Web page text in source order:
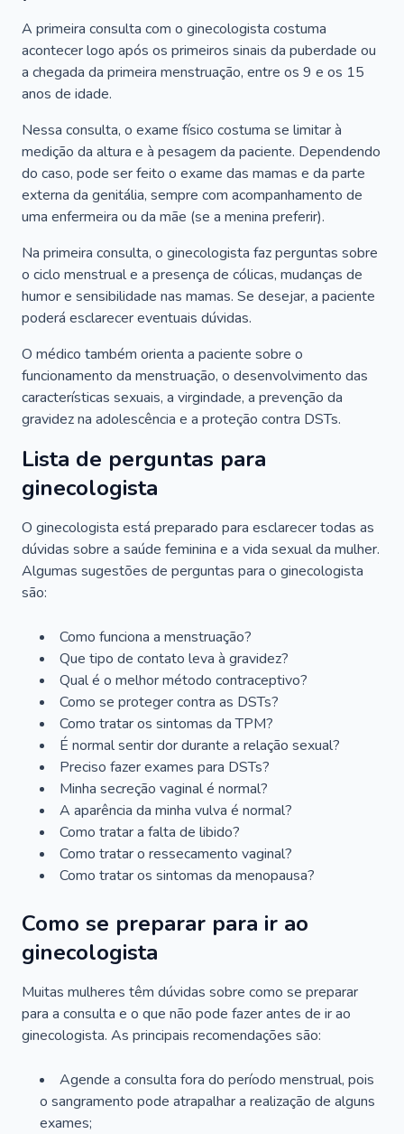
A primeira consulta com o ginecologista costuma
acontecer logo após os primeiros sinais da puberdade ou
a chegada da primeira menstruação, entre os 9 e os 15
anos de idade.
Nessa consulta, o exame físico costuma se limitar à
medição da altura e à pesagem da paciente. Dependendo
do caso, pode ser feito o exame das mamas e da parte
externa da genitália, sempre com acompanhamento de
uma enfermeira ou da mãe (se a menina preferir).
Na primeira consulta, o ginecologista faz perguntas sobre
o ciclo menstrual e a presença de cólicas, mudanças de
humor e sensibilidade nas mamas. Se desejar, a paciente
poderá esclarecer eventuais dúvidas.
O médico também orienta a paciente sobre o
funcionamento da menstruação, o desenvolvimento das
características sexuais, a virgindade, a prevenção da
gravidez na adolescência e a proteção contra DSTs.
Lista de perguntas para
ginecologista
O ginecologista está preparado para esclarecer todas as
dúvidas sobre a saúde feminina e a vida sexual da mulher.
Algumas sugestões de perguntas para o ginecologista
são:
Como funciona a menstruação?
Que tipo de contato leva à gravidez?
Qual é o melhor método contraceptivo?
Como se proteger contra as DSTs?
Como tratar os sintomas da TPM?
É normal sentir dor durante a relação sexual?
Preciso fazer exames para DSTs?
Minha secreção vaginal é normal?
A aparência da minha vulva é normal?
Como tratar a falta de libido?
Como tratar o ressecamento vaginal?
Como tratar os sintomas da menopausa?
Como se preparar para ir ao
ginecologista
Muitas mulheres têm dúvidas sobre como se preparar
para a consulta e o que não pode fazer antes de ir ao
ginecologista. As principais recomendações são:
Agende a consulta fora do período menstrual, pois
o sangramento pode atrapalhar a realização de alguns
exames;